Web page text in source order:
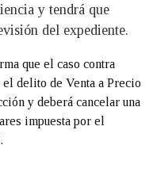
y tendrá que
del expediente.
que el caso contra
delito de Venta a Precio
y deberá cancelar una
impuesta por el